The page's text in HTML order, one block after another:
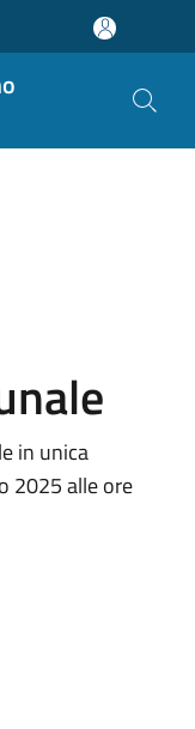
in unica
2025 alle ore